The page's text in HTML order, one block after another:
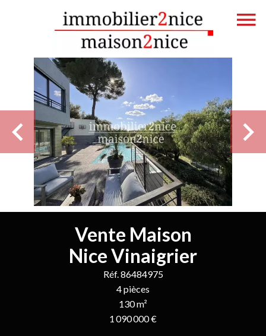
Vente Maison
Nice Vinaigrier
Réf. 86484975
4 pièces
130 m²
1 090 000 €